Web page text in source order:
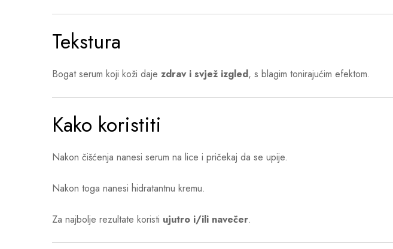
Tekstura
Bogat serum koji koži daje zdrav i svjež izgled, s blagim tonirajućim efektom.
Kako koristiti
Nakon čišćenja nanesi serum na lice i pričekaj da se upije.
Nakon toga nanesi hidratantnu kremu.
Za najbolje rezultate koristi ujutro i/ili navečer.